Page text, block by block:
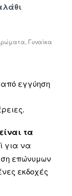
Γυναίκα
εγγύηση
τα
για να
επώνυμων
εκδοχές